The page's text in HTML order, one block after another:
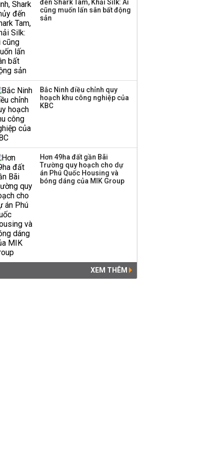
đến Shark Tam, Khải Silk: Ai
cũng muốn lấn sân bất động
sản
Bắc Ninh điều chỉnh quy
hoạch khu công nghiệp của
KBC
Hơn 49ha đất gần Bãi
Trường quy hoạch cho dự
án Phú Quốc Housing và
bóng dáng của MIK Group
XEM THÊM